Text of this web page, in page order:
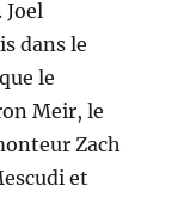
Joel
dans le
le
Meir, le
Zach
et